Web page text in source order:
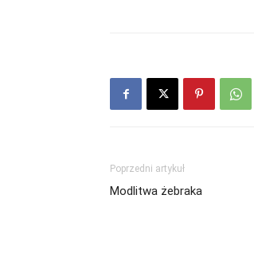
Poprzedni artykuł
Modlitwa żebraka